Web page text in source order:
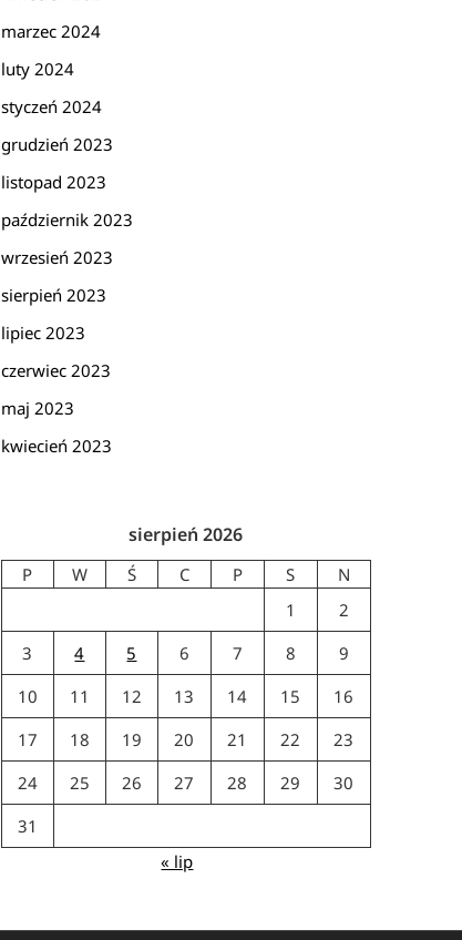
marzec 2024
luty 2024
styczeń 2024
grudzień 2023
listopad 2023
październik 2023
wrzesień 2023
sierpień 2023
lipiec 2023
czerwiec 2023
maj 2023
kwiecień 2023
sierpień 2026
P W Ś C P S
N
1
2
3
4 5 6 7 8
9
10
11 12 13 14 15
16
17
18 19 20 21 22
23
24
25 26 27 28 29
30
31
« lip